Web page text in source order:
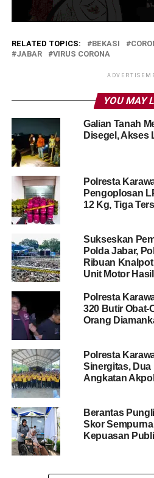
RELATED TOPICS: BEKASI
JABAR
VIRUS CORONA
YOU MAY
Galian Tanah
Disegel, Akses
Polresta
Pengoplosan
12 Kg, Tiga
Sukseskan
Polda Jabar,
Ribuan
Unit Motor
Polresta
320 Butir Obat-
Orang
Polresta
Sinergitas,
Angkatan
Berantas
Skor
Kepuasan